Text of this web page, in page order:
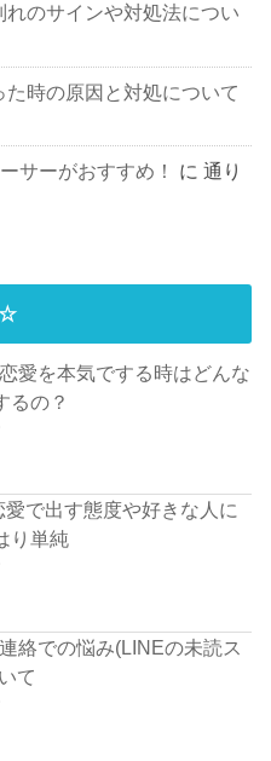
のサインや対処法につい
時の原因と対処について
サーがおすすめ！ に通り
☆
愛を本気でする時はどんな
るの？
で出す態度や好きな人に
り単純
絡での悩み(LINEの未読ス
て